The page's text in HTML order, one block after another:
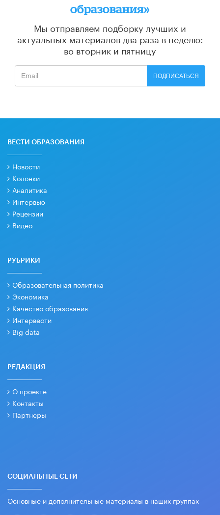
образования»
Мы отправляем подборку лучших и
актуальных материалов два раза в неделю:
во вторник и пятницу
ПОДПИСАТЬСЯ
ВЕСТИ ОБРАЗОВАНИЯ
Новости
Колонки
Аналитика
Интервью
Рецензии
Видео
РУБРИКИ
Образовательная политика
Экономика
Качество образования
Интервести
Big data
РЕДАКЦИЯ
О проекте
Контакты
Партнеры
СОЦИАЛЬНЫЕ СЕТИ
Основные и дополнительные материалы в наших группах